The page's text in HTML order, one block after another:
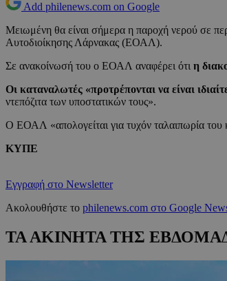
Add philenews.com on Google
Μειωμένη θα είναι σήμερα η παροχή νερού σε
Αυτοδιοίκησης Λάρνακας (ΕΟΑΛ).
Σε ανακοίνωσή του ο ΕΟΑΛ αναφέρει ότι η
Οι καταναλωτές «προτρέπονται να είναι
ντεπόζιτα των υποστατικών τους».
Ο ΕΟΑΛ «απολογείται για τυχόν ταλαιπωρία του
ΚΥΠΕ
Εγγραφή στο Newsletter
Ακολουθήστε το philenews.com στο Google
ΤΑ ΑΚΙΝΗΤΑ ΤΗΣ